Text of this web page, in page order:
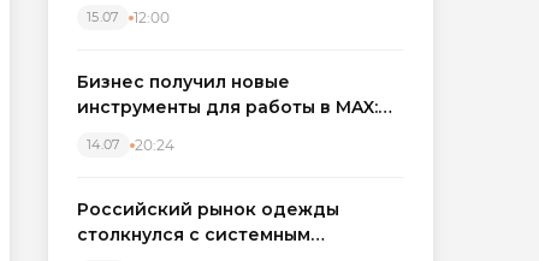
15.07 12:00
Бизнес получил новые
инструменты для работы в MAX:
автоматизируют обработку
14.07 20:24
Российский рынок одежды
столкнулся с системным